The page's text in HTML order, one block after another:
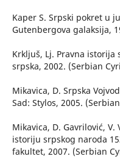
Kaper S. Srpski pokret u
Gutenbergova galaksija,
Krkljuš, Lj. Pravna istorija
srpska, 2002. (Serbian
Mikavica, D. Srpska
Sad: Stylos, 2005.
Mikavica, D. Gavrilović,
istoriju srpskog naroda
fakultet, 2007. (Serbian